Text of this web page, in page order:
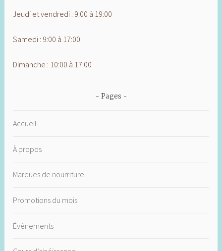
Jeudi et vendredi : 9:00 à 19:00
Samedi : 9:00 à 17:00
Dimanche : 10:00 à 17:00
Pages
Accueil
À propos
Marques de nourriture
Promotions du mois
Événements